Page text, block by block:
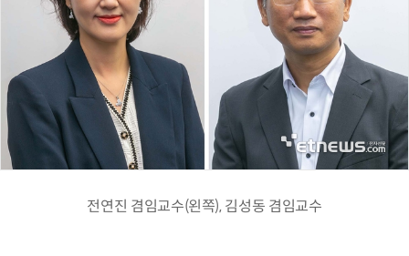
전연진 겸임교수(왼쪽), 김성동 겸임교수